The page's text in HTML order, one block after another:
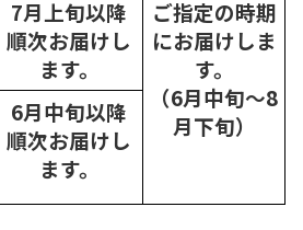
7月上旬以降
順次お届けし
ます。
ご指定の時期
にお届けしま
す。
（6月中旬～8
月下旬）
6月中旬以降
順次お届けし
ます。